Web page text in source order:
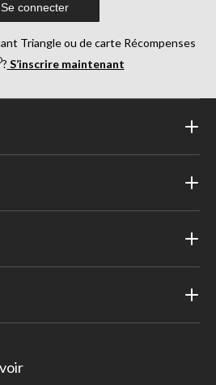
Se connecter
Triangle ou de carte Récompenses
? S’inscrire maintenant